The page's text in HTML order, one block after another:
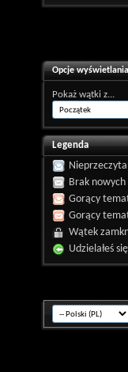
Opcje
Pokaż wątki z...
Legenda
Brak
Gorący
Gorący
Wątek
Udzielałeś